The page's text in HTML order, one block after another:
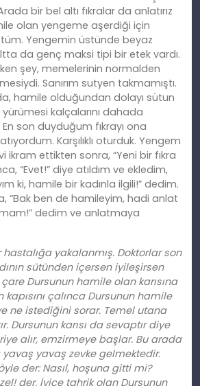
bir bel altı fıkralar da anlatırız
olan yengeme aşerdiği için
Yengemin üstünde beyaz
da genç maksi tipi bir etek vardı.
şey, memelerinin normalden
Sanırım sutyen takmamıştı.
hamile olduğundan dolayı sütun
kalçalarını dahada
son duyduğum fıkrayı ona
Karşılıklı oturduk. Yengem
ikram ettikten sonra, “Yeni bir fıkra
“Evet!” diye atıldım ve ekledim,
ki, hamile bir kadınla ilgili!” dedim.
“Bakben de hamileyim, hadi anlat
dedim ve anlatmaya
hastalığa yakalanmış. Doktorlar son
sütünden içersen iyileşirsen
Dursunun hamile olan karısına
çalınca Dursunun hamile
ne istediğini sorar. Temel utana
Dursunun karısı da sevaptır diye
alır, emzirmeye başlar. Bu arada
yavaş yavaş zevke gelmektedir.
der: Nasıl, hoşuna gitti mi?
der. İyice tahrik olan Dursunun